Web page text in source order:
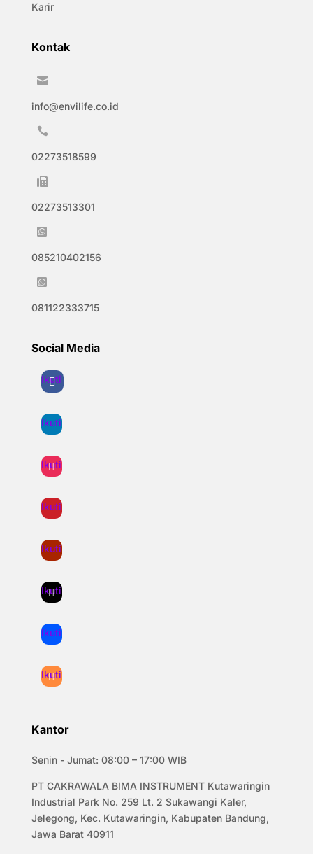
Karir
Kontak

info@envilife.co.id

02273518599

02273513301

085210402156

081122333715
Social Media
Ikuti
Ikuti
Ikuti
Ikuti
Ikuti
Ikuti
Ikuti
Ikuti
Kantor
Senin - Jumat: 08:00 – 17:00 WIB
PT CAKRAWALA BIMA INSTRUMENT Kutawaringin
Industrial Park No. 259 Lt. 2 Sukawangi Kaler,
Jelegong, Kec. Kutawaringin, Kabupaten Bandung,
Jawa Barat 40911